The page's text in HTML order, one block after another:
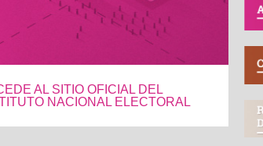
AL SITIO OFICIAL DEL
NACIONAL ELECTORAL